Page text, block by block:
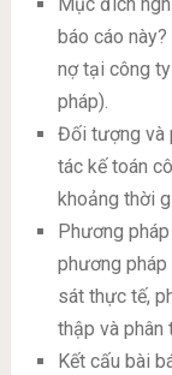
Mục đích
báo cáo
nợ tại công
pháp).
Đối tượng và
tác kế toán
khoảng thời
Phương
phương pháp
sát thực tế,
thập và phân
Kết cấu bài